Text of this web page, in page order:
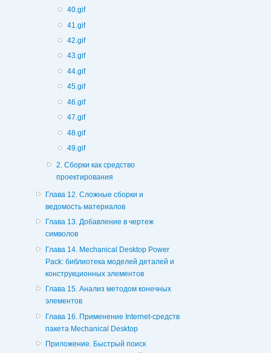
40.gif
41.gif
42.gif
43.gif
44.gif
45.gif
46.gif
47.gif
48.gif
49.gif
2. Сборки как средство
проектирования
Глава 12. Сложные сборки и
ведомость материалов
Глава 13. Добавление в чертеж
символов
Глава 14. Mechanical Desktop Power
Pack: библиотека моделей деталей и
конструкционных элементов
Глава 15. Анализ методом конечных
элементов
Глава 16. Применение Internet-средств
пакета Mechanical Desktop
Приложение. Быстрый поиск